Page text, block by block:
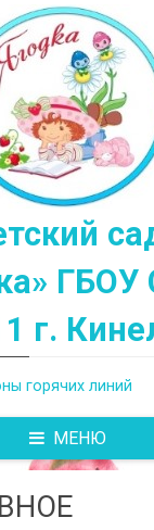
г.
горячих линий
МЕНЮ